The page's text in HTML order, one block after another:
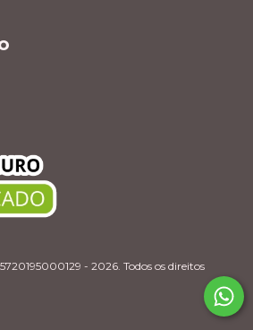
- 2026. Todos os direitos